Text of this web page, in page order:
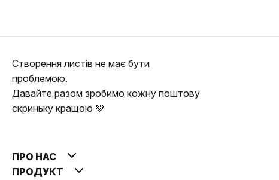
Створення листів не має бути
проблемою.
Давайте разом зробимо кожну поштову
скриньку кращою 💚
ПРО НАС
ПРОДУКТ